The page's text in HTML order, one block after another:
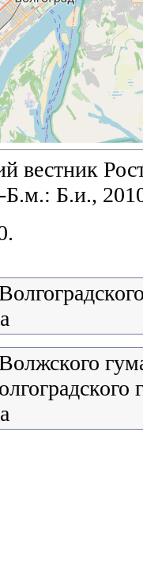
вестник
Б.м.: Б.и.,